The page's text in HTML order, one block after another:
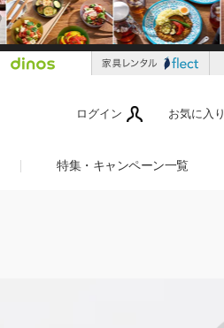
ログイン お気に入り
特集・キャンペーン一覧